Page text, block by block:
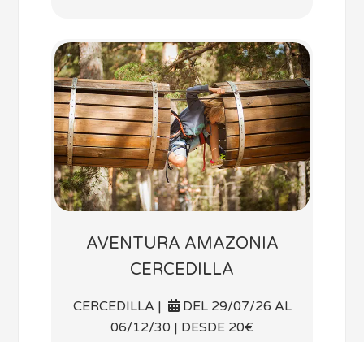
AVENTURA AMAZONIA
CERCEDILLA
CERCEDILLA |
DEL 29/07/26 AL
06/12/30 | DESDE 20€